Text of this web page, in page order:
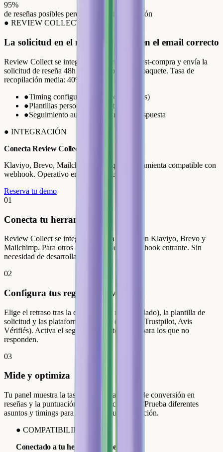
95%
de reseñas posibles perdidas sin automatización
● REVIEW COLLECT
La solicitud en el momento justo, en el email correcto
Review Collect se integra en tu secuencia post-compra y envía la
solicitud de reseña 48h tras la recepción del paquete. Tasa de
recopilación media: 40%.
●Timing configurable (24h, 48h, 7 días)
●Plantillas personalizadas a tu marca
●Seguimiento automático si no hay respuesta
● INTEGRACIÓN
Conecta Review Collect
Klaviyo, Brevo, Mailchimp o cualquier herramienta compatible con
webhook. Operativo en menos de una hora.
Reserva tu demo
01
Conecta tu herramienta de email
Review Collect se integra de forma nativa con Klaviyo, Brevo y
Mailchimp. Para otros ESP, basta con el webhook entrante. Sin
necesidad de desarrollador.
02
Configura tus reglas de envío
Elige el retraso tras la entrega (48h recomendado), la plantilla de
solicitud y las plataformas objetivo (Google, Trustpilot, Avis
Vérifiés). Activa el seguimiento automático para los que no
responden.
03
Mide y optimiza
Tu panel muestra la tasa de apertura, la tasa de conversión en
reseñas y la puntuación media por campaña. Prueba diferentes
asuntos y timings para maximizar tu recopilación.
● COMPATIBILIDAD
Conectado a tu herramienta de email